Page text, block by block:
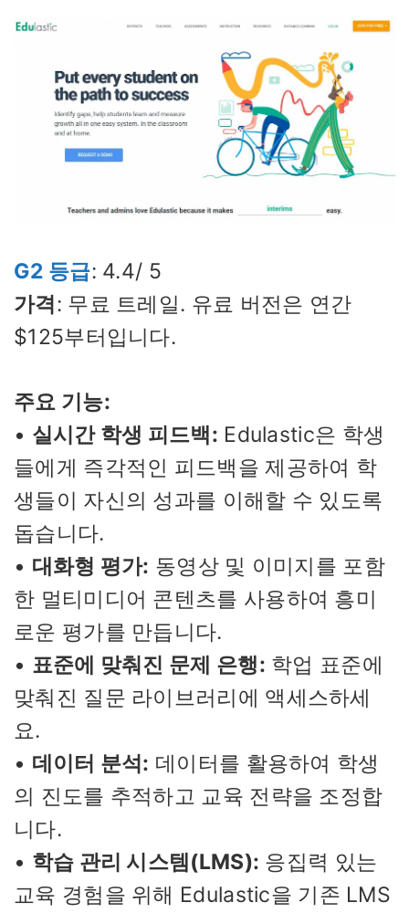
G2 등급: 4.4/ 5
가격: 무료 트레일. 유료 버전은 연간
$125부터입니다.
주요 기능:
• 실시간 학생 피드백: Edulastic은 학생
들에게 즉각적인 피드백을 제공하여 학
생들이 자신의 성과를 이해할 수 있도록
돕습니다.
• 대화형 평가: 동영상 및 이미지를 포함
한 멀티미디어 콘텐츠를 사용하여 흥미
로운 평가를 만듭니다.
• 표준에 맞춰진 문제 은행: 학업 표준에
맞춰진 질문 라이브러리에 액세스하세
요.
• 데이터 분석: 데이터를 활용하여 학생
의 진도를 추적하고 교육 전략을 조정합
니다.
• 학습 관리 시스템(LMS): 응집력 있는
교육 경험을 위해 Edulastic을 기존 LMS